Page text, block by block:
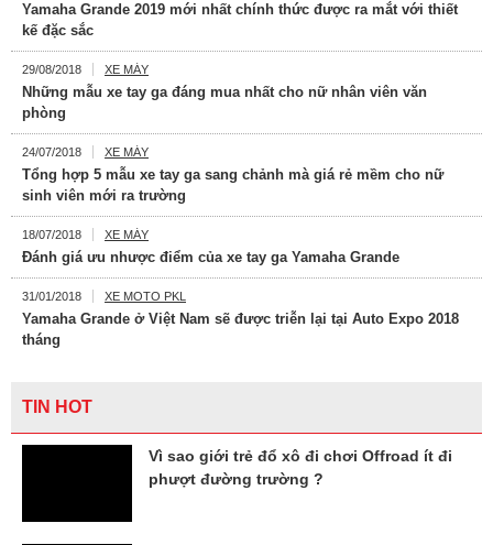
Yamaha Grande 2019 mới nhất chính thức được ra mắt với thiết
kế đặc sắc
29/08/2018 XE MÁY
Những mẫu xe tay ga đáng mua nhất cho nữ nhân viên văn
phòng
24/07/2018 XE MÁY
Tổng hợp 5 mẫu xe tay ga sang chảnh mà giá rẻ mềm cho nữ
sinh viên mới ra trường
18/07/2018 XE MÁY
Đánh giá ưu nhược điểm của xe tay ga Yamaha Grande
31/01/2018 XE MOTO PKL
Yamaha Grande ở Việt Nam sẽ được triễn lại tại Auto Expo 2018
tháng
TIN HOT
Vì sao giới trẻ đổ xô đi chơi Offroad ít đi
phượt đường trường ?